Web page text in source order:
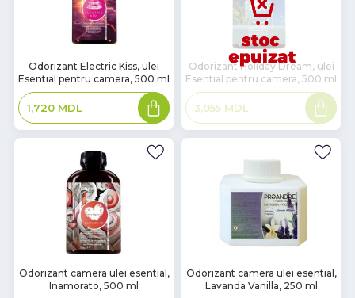
наличии
Odorizant Electric Kiss, ulei
Esential pentru camera, 500 ml
1,720 MDL
Adaugă
în
coș
Odorizant Holiday Dream, ulei
Esential pentru camera, 500 ml
3,055 MDL
Citește
mai
mult
В
наличии
Odorizant camera ulei esential,
Inamorato, 500 ml
В
наличии
Odorizant camera ulei esential,
Lavanda Vanilla, 250 ml